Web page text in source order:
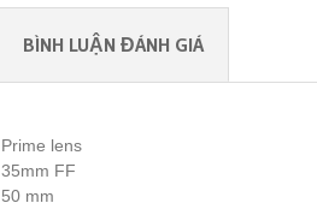
BÌNH LUẬN ĐÁNH GIÁ
Prime lens
35mm FF
50 mm